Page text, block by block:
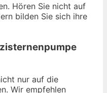
Hören Sie nicht auf
bilden Sie sich ihre
nur auf die
Wir empfehlen